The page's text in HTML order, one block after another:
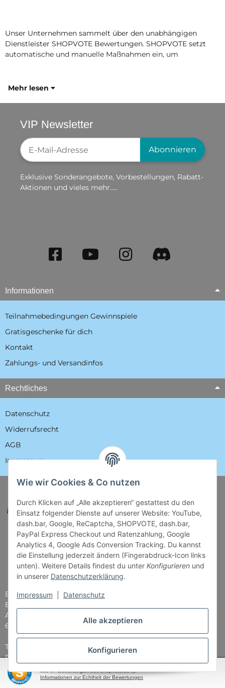
Alle akzeptieren
Konfigurieren
Wie wir Cookies & Co nutzen
Durch Klicken auf „Alle akzeptieren“ gestattest du den
Einsatz folgender Dienste auf unserer Website: YouTube,
dash.bar, Google, ReCaptcha, SHOPVOTE, dash.bar,
PayPal Express Checkout und Ratenzahlung, Google
Analytics 4, Google Ads Conversion Tracking. Du kannst
die Einstellung jederzeit ändern (Fingerabdruck-Icon links
unten). Weitere Details findest du unter Konfigurieren und
in unserer Datenschutzerklärung.
Impressum Datenschutz
Unser Unternehmen sammelt über den unabhängigen
Dienstleister SHOPVOTE Bewertungen. SHOPVOTE setzt
automatische und manuelle Maßnahmen ein, um
Mehr lesen
VIP Newsletter
Newsletter-Registrierung
Abonnieren
Exklusive Sonderangebote, Vorbestellungen, Rabatt-
Aktionen und vieles mehr.....
Informationen
Teilnahmebedingungen Gewinnspiele
Gratisgeschenke für dich
Kontakt
Zahlungs- und Versandinfos
Rechtliches
Datenschutz
Widerrufsrecht
AGB
Impressum
Brettspiel-Paradies
Bender & Lipkowski GbR
Am Straßbach 5
61169 Friedberg
Tel: 06031 - 7907979
E-Mail: info@Brettspiel-Paradies.de
Öffnungszeiten
SEHR GUT (4.87 / 5)
aus37Bewertungen bei: shopvote.de ⓘ
Informationen zur Echtheit der Bewertungen